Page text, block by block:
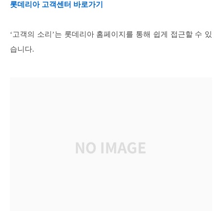
롯데리아 고객센터 바로가기
‘고객의 소리’는 롯데리아 홈페이지를 통해 쉽게 접근할 수 있
습니다.